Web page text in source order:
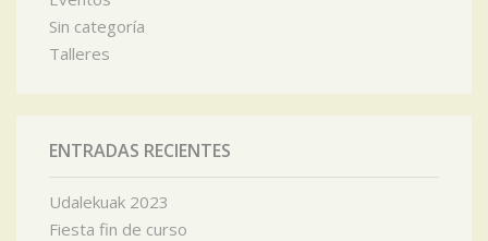
Sin categoría
Talleres
ENTRADAS RECIENTES
Udalekuak 2023
Fiesta fin de curso